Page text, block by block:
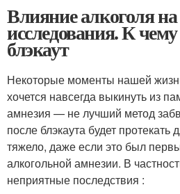
Влияние алкоголя
исследования. К
блэкаут
Некоторые моменты нашей
хочется навсегда выкинуть из
амнезия — не лучший метод
после блэкаута будет протекать
тяжело, даже если это был
алкогольной амнезии. В
неприятные последствия :